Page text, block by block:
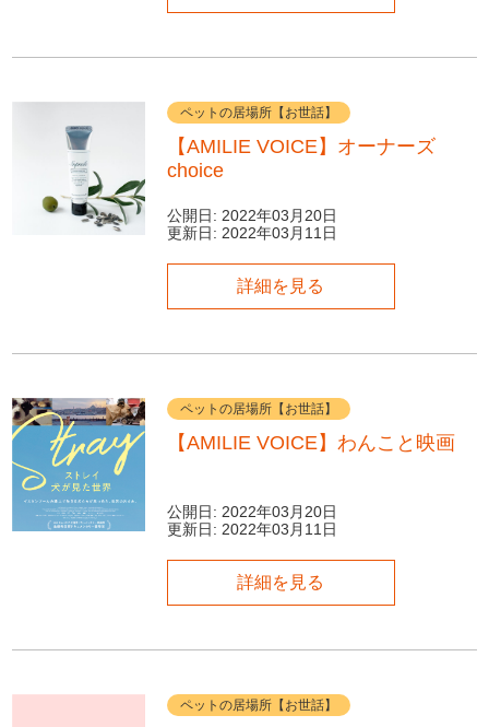
ペットの居場所【お世話】
【AMILIE VOICE】オーナーズ
choice
公開日: 2022年03月20日
更新日: 2022年03月11日
詳細を見る
ペットの居場所【お世話】
【AMILIE VOICE】わんこと映画
公開日: 2022年03月20日
更新日: 2022年03月11日
詳細を見る
ペットの居場所【お世話】